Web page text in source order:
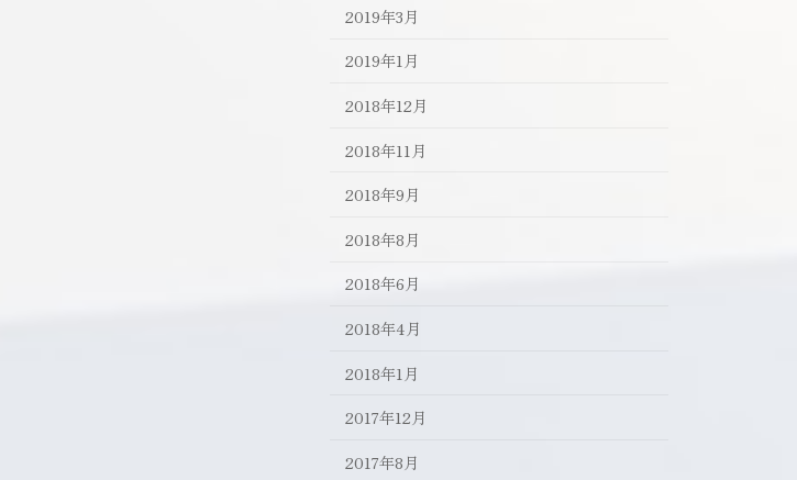
2019年3月
2019年1月
2018年12月
2018年11月
2018年9月
2018年8月
2018年6月
2018年4月
2018年1月
2017年12月
2017年8月